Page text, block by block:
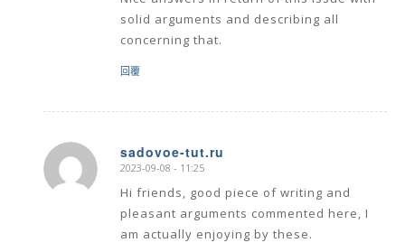
solid arguments and describing all
concerning that.
回覆
sadovoe-tut.ru
says:
2023-09-08 - 11:25
Hi friends, good piece of writing and
pleasant arguments commented here, I
am actually enjoying by these.